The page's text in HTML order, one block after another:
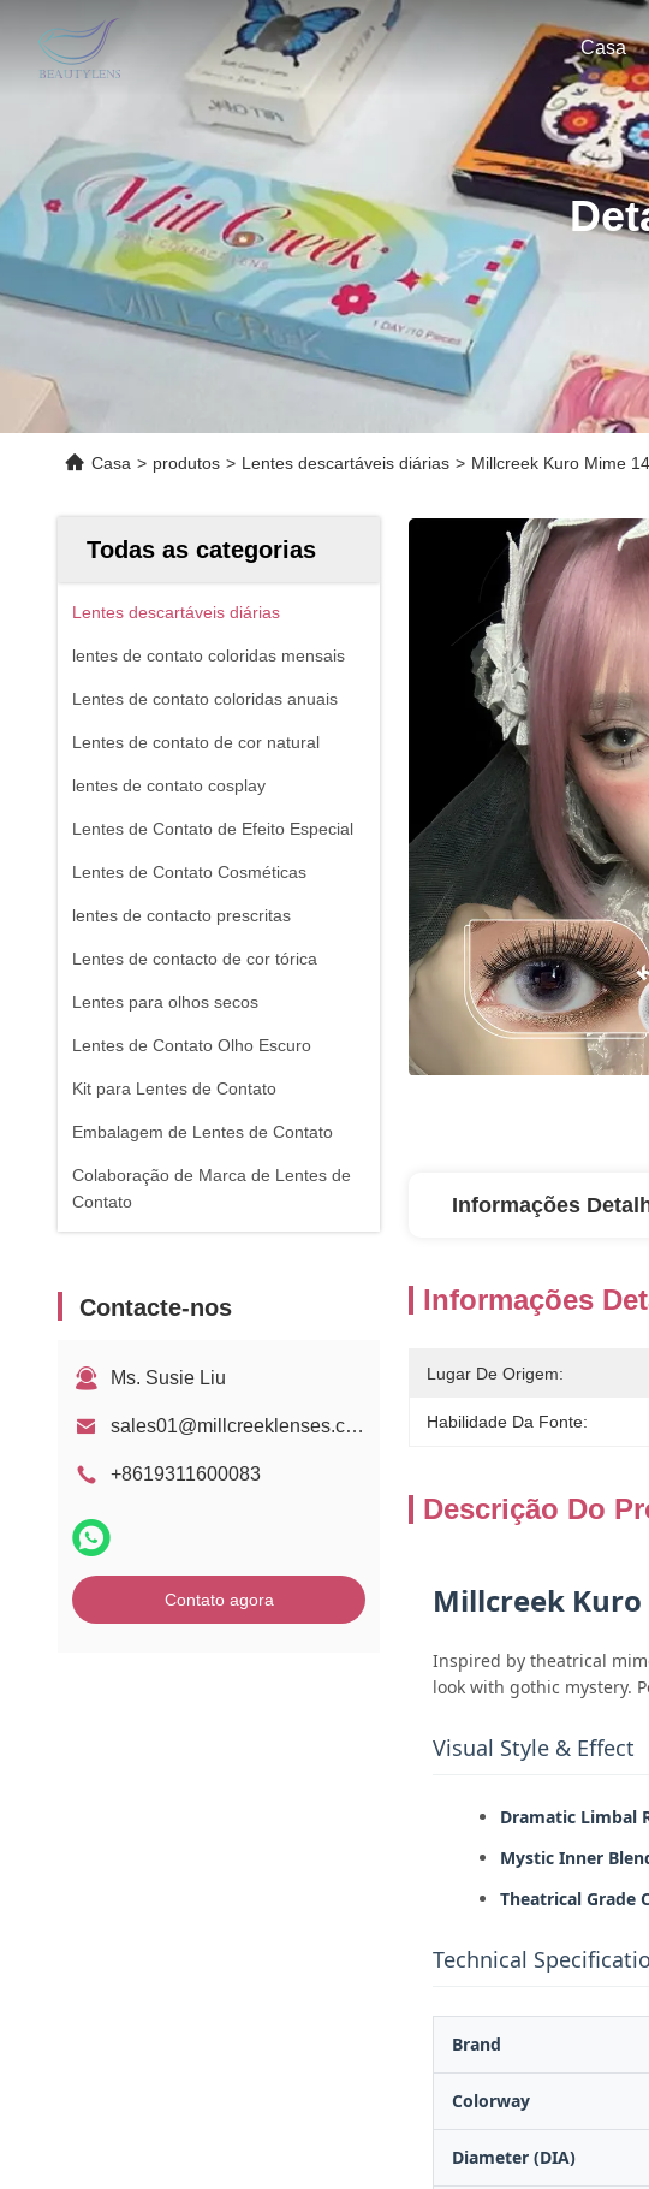
Casa
Casa > produtos > Lentes descartáveis ​​diárias > Millcreek Kuro Mime
Todas as categorias
Lentes descartáveis ​​diárias
lentes de contato coloridas mensais
Lentes de contato coloridas anuais
Lentes de contato de cor natural
lentes de contato cosplay
Lentes de Contato de Efeito Especial
Lentes de Contato Cosméticas
lentes de contacto prescritas
Lentes de contacto de cor tórica
Lentes para olhos secos
Lentes de Contato Olho Escuro
Kit para Lentes de Contato
Embalagem de Lentes de Contato
Colaboração de Marca de Lentes de
Contato
Contacte-nos
Ms. Susie Liu
sales01@millcreeklenses.com
+8619311600083
Contato agora
Informações
Informações
Lugar De Origem:
Habilidade Da Fonte:
Descrição Do
Millcreek Kuro
Inspired by theatrical
look with gothic mystery.
Visual Style & Effect
Dramatic Limbal
Mystic Inner
Theatrical Grade
Technical
Brand
Colorway
Diameter (DIA)